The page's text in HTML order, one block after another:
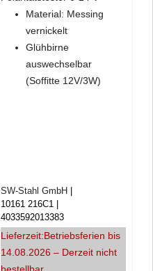
Material: Messing
vernickelt
Glühbirne
auswechselbar
(Soffitte 12V/3W)
SW-Stahl GmbH
10161 216C1
4033592013383
Lieferzeit:Betriebsferien bis
14.08.2026 – Derzeit nicht
bestellbar